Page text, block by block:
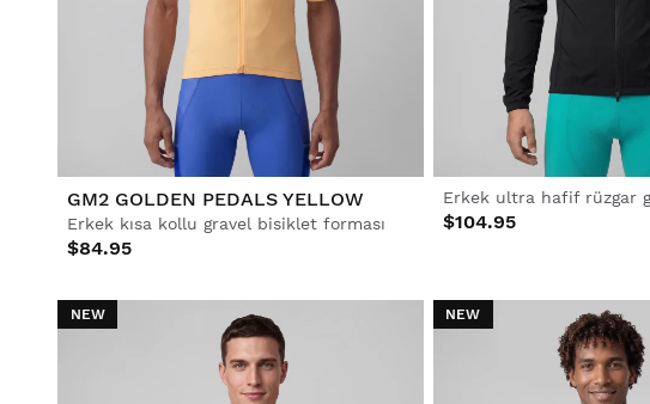
Kayak & Snowboard
Yaşam Tarzı
Ortak Çalışmalar
Tümünü Gör Erkekler
Kayak & Snowboard
Yaşam Tarzı
Ortak Çalışmalar
Tümünü Gör Kadınlar
Tümünü Gör Çocuklar
GM2 GOLDEN PEDALS YELLOW
Erkek kısa kollu gravel bisiklet forması
$84.95
$104.95
NEW NEW